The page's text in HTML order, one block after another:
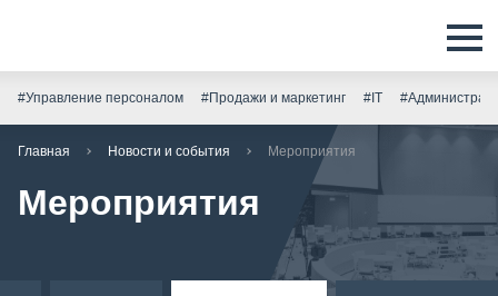
#Управление персоналом #Продажи и маркетинг #IT
Главная Новости и события Мероприятия
Мероприятия